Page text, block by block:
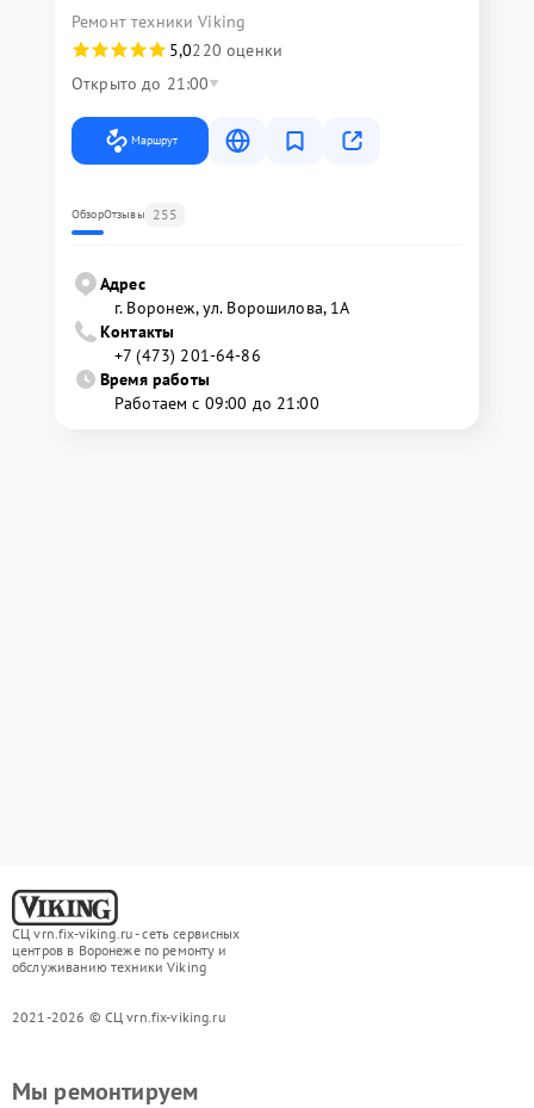
Ремонт техники Viking
5,0220 оценки
Открыто до 21:00
Маршрут
ОбзорОтзывы 255
Адрес
г. Воронеж, ул. Ворошилова, 1А
Контакты
+7 (473) 201-64-86
Время работы
Работаем с 09:00 до 21:00
СЦ vrn.fix-viking.ru - сеть сервисных
центров в Воронеже по ремонту и
обслуживанию техники Viking
2021-2026 © СЦ vrn.fix-viking.ru
Мы ремонтируем